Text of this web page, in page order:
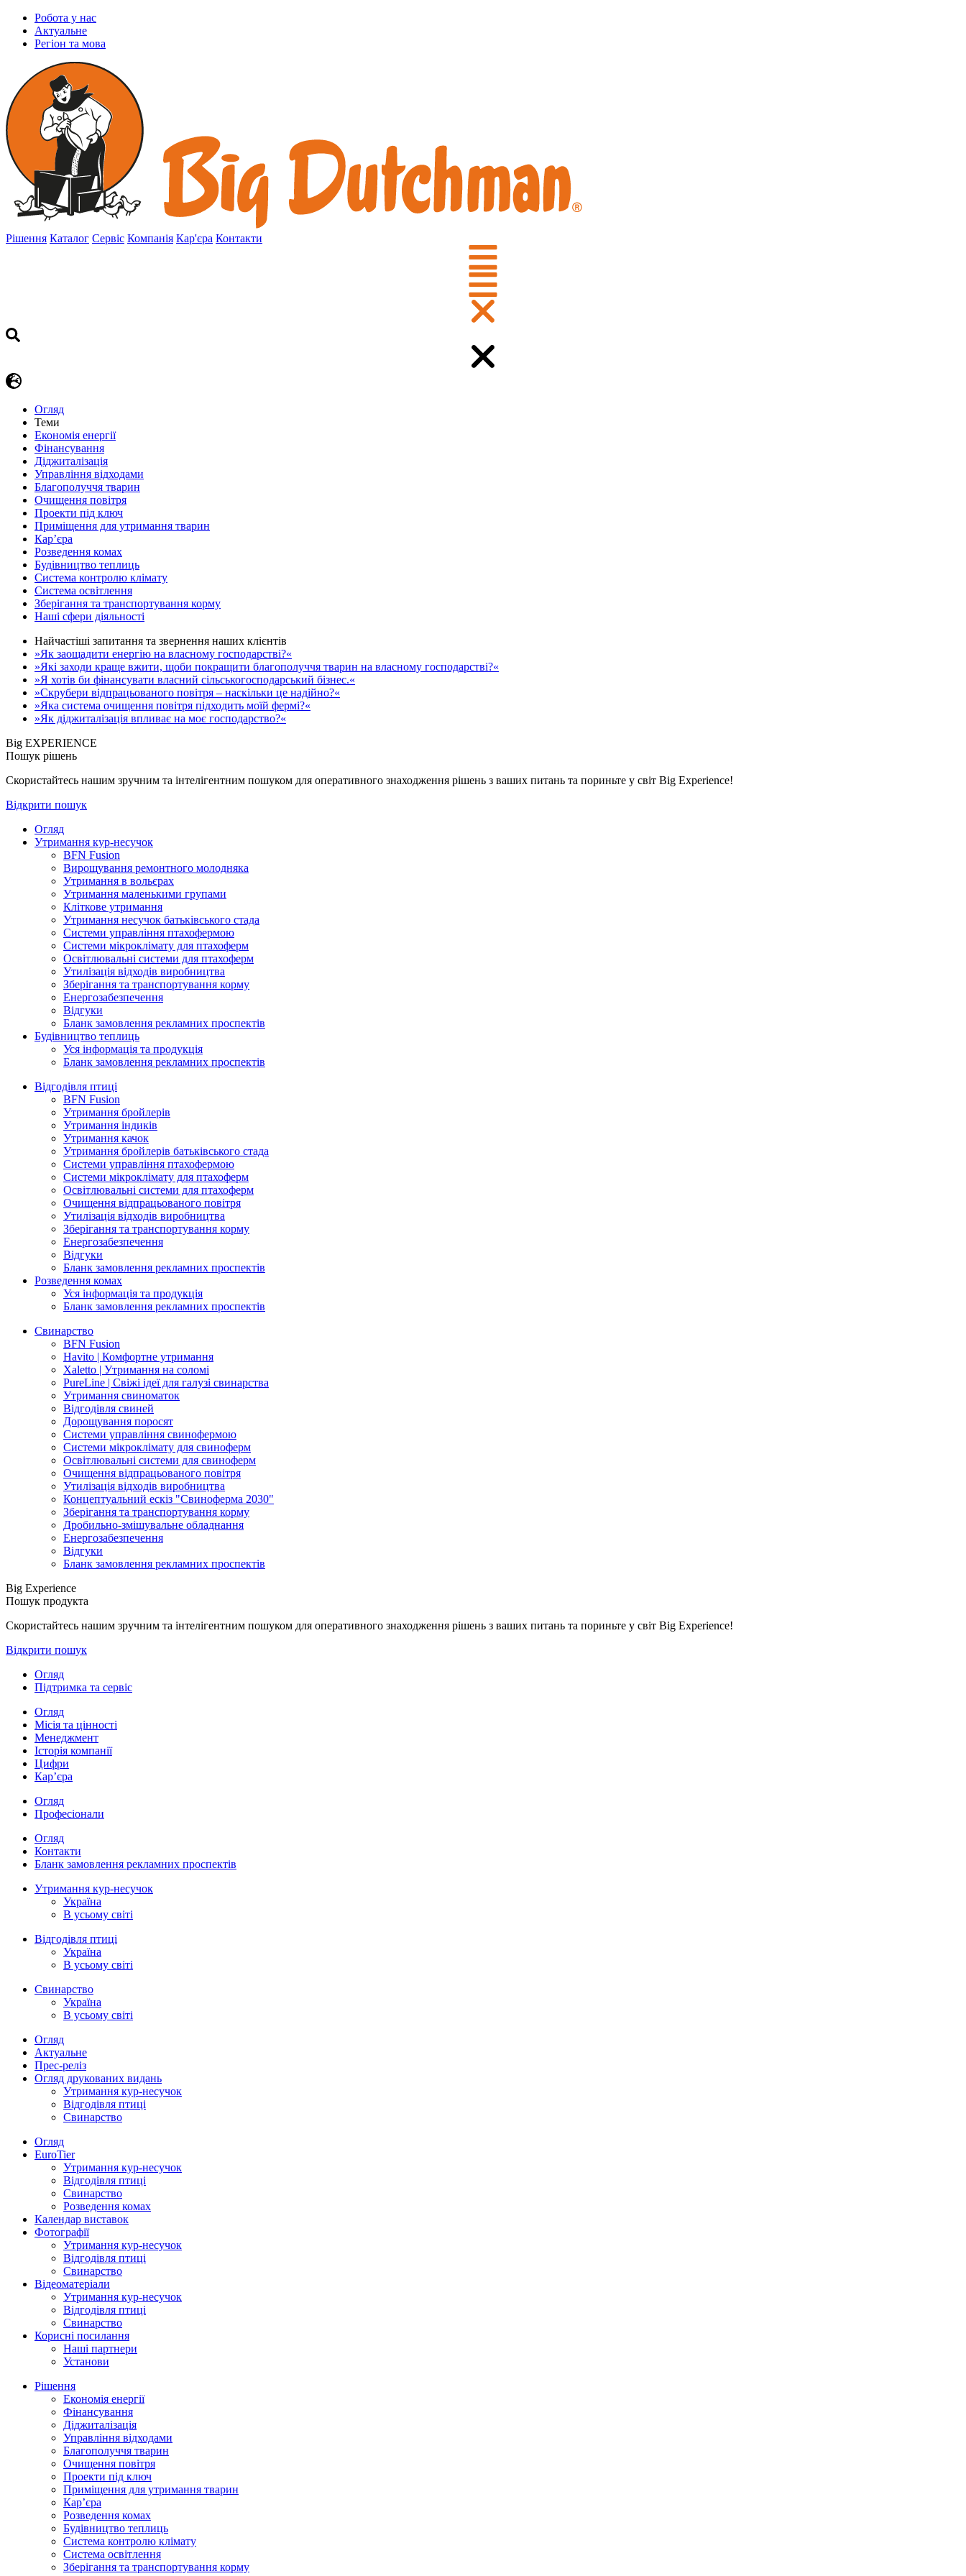
Робота у нас
Актуальне
Регіон та мова
Рішення Каталог Сервіс Компанія Кар'єра Контакти
Огляд
Теми
Економія енергії
Фінансування
Діджиталізація
Управління відходами
Благополуччя тварин
Очищення повітря
Проекти під ключ
Приміщення для утримання тварин
Кар’єра
Розведення комах
Будівництво теплиць
Система контролю клімату
Система освітлення
Зберігання та транспортування корму
Наші сфери діяльності
Найчастіші запитання та звернення наших клієнтів
»Як заощадити енергію на власному господарстві?«
»Які заходи краще вжити, щоби покращити благополуччя тварин на власному господарстві?«
»Я хотів би фінансувати власний сільськогосподарський бізнес.«
»Скрубери відпрацьованого повітря – наскільки це надійно?«
»Яка система очищення повітря підходить моїй фермі?«
»Як діджиталізація впливає на моє господарство?«
Big EXPERIENCE
Пошук рішень
Скористайтесь нашим зручним та інтелігентним пошуком для оперативного знаходження рішень з ваших питань та пориньте у світ Big Experience!
Відкрити пошук
Огляд
Утримання кур-несучок
BFN Fusion
Вирощування ремонтного молодняка
Утримання в вольєрах
Утримання маленькими групами
Кліткове утримання
Утримання несучок батьківського стада
Системи управління птахофермою
Системи мікроклімату для птахоферм
Освітлювальні системи для птахоферм
Утилізація відходів виробництва
Зберігання та транспортування корму
Енергозабезпечення
Відгуки
Бланк замовлення рекламних проспектів
Будівництво теплиць
Уся інформація та продукція
Бланк замовлення рекламних проспектів
Відгодівля птиці
BFN Fusion
Утримання бройлерів
Утримання індиків
Утримання качок
Утримання бройлерів батьківського стада
Системи управління птахофермою
Системи мікроклімату для птахоферм
Освітлювальні системи для птахоферм
Очищення відпрацьованого повітря
Утилізація відходів виробництва
Зберігання та транспортування корму
Енергозабезпечення
Відгуки
Бланк замовлення рекламних проспектів
Розведення комах
Уся інформація та продукція
Бланк замовлення рекламних проспектів
Свинарство
BFN Fusion
Havito | Комфортне утримання
Xaletto | Утримання на соломі
PureLine | Свіжі ідеї для галузі свинарства
Утримання свиноматок
Відгодівля свиней
Дорощування поросят
Системи управління свинофермою
Системи мікроклімату для свиноферм
Освітлювальні системи для свиноферм
Очищення відпрацьованого повітря
Утилізація відходів виробництва
Концептуальний ескіз "Свиноферма 2030"
Зберігання та транспортування корму
Дробильно-змішувальне обладнання
Енергозабезпечення
Відгуки
Бланк замовлення рекламних проспектів
Big Experience
Пошук продукта
Скористайтесь нашим зручним та інтелігентним пошуком для оперативного знаходження рішень з ваших питань та пориньте у світ Big Experience!
Відкрити пошук
Огляд
Підтримка та сервіс
Огляд
Місія та цінності
Менеджмент
Історія компанії
Цифри
Кар’єра
Огляд
Професіонали
Огляд
Контакти
Бланк замовлення рекламних проспектів
Утримання кур-несучок
Україна
В усьому світі
Відгодівля птиці
Україна
В усьому світі
Свинарство
Україна
В усьому світі
Огляд
Актуальне
Прес-реліз
Огляд друкованих видань
Утримання кур-несучок
Відгодівля птиці
Свинарство
Огляд
EuroTier
Утримання кур-несучок
Відгодівля птиці
Свинарство
Розведення комах
Календар виставок
Фотографії
Утримання кур-несучок
Відгодівля птиці
Свинарство
Відеоматеріали
Утримання кур-несучок
Відгодівля птиці
Свинарство
Корисні посилання
Наші партнери
Установи
Рішення
Економія енергії
Фінансування
Діджиталізація
Управління відходами
Благополуччя тварин
Очищення повітря
Проекти під ключ
Приміщення для утримання тварин
Кар’єра
Розведення комах
Будівництво теплиць
Система контролю клімату
Система освітлення
Зберігання та транспортування корму